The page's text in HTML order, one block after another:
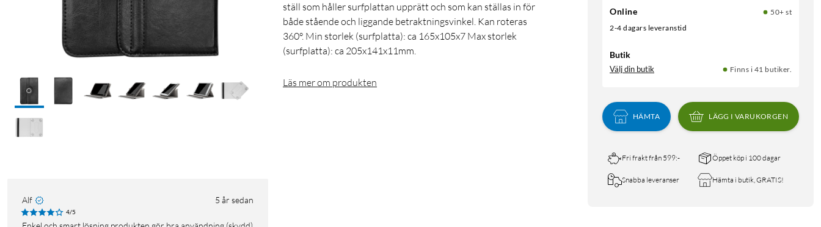
Online
50+ st
2-4 dagars leveranstid
Butik
Välj din butik Finns i 41 butiker.
HÄMTA LÄGG I VARUKORGEN
Fri frakt från 599:- Öppet köp i 100 dagar
Snabba leveranser Hämta i butik, GRATIS!
ställ som håller surfplattan upprätt och som kan ställas in för
både stående och liggande betraktningsvinkel. Kan roteras
360°. Min storlek (surfplatta): ca 165x105x7 Max storlek
(surfplatta): ca 205x141x11mm.
Läs mer om produkten
Alf 5 år sedan
4/5